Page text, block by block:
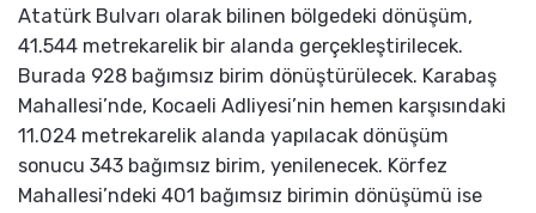
Atatürk Bulvarı olarak bilinen bölgedeki dönüşüm,
41.544 metrekarelik bir alanda gerçekleştirilecek.
Burada 928 bağımsız birim dönüştürülecek. Karabaş
Mahallesi’nde, Kocaeli Adliyesi’nin hemen karşısındaki
11.024 metrekarelik alanda yapılacak dönüşüm
sonucu 343 bağımsız birim, yenilenecek. Körfez
Mahallesi’ndeki 401 bağımsız birimin dönüşümü ise